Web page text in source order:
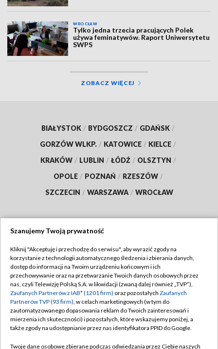
WROCŁAW
Tylko jedna trzecia pracujących Polek
używa feminatywów. Raport Uniwersytetu
SWPS
ZOBACZ WIĘCEJ
BIAŁYSTOK / BYDGOSZCZ / GDAŃSK /
GORZÓW WLKP. / KATOWICE / KIELCE /
KRAKÓW / LUBLIN / ŁÓDŹ / OLSZTYN /
OPOLE / POZNAŃ / RZESZÓW /
SZCZECIN / WARSZAWA / WROCŁAW
TVP
Abonament TVP
Emisja w TVP
Centrum informacji TVP
Naziemna Telewizja Cyfrowa
Regulamin TVP
Polityka prywatności
Moje zgody
Pomoc
Szanujemy Twoją prywatność
Kliknij "Akceptuję i przechodzę do serwisu", aby wyrazić zgody na
korzystanie z technologii automatycznego śledzenia i zbierania danych,
dostęp do informacji na Twoim urządzeniu końcowym i ich
przechowywanie oraz na przetwarzanie Twoich danych osobowych przez
nas, czyli Telewizję Polską S.A. w likwidacji (zwaną dalej również „TVP”),
Zaufanych Partnerów z IAB* (1201 firm) oraz pozostałych Zaufanych
Partnerów TVP (93 firm), w celach marketingowych (w tym do
zautomatyzowanego dopasowania reklam do Twoich zainteresowań i
mierzenia ich skuteczności) i pozostałych, które wskazujemy poniżej, a
także zgody na udostępnianie przez nas identyfikatora PPID do Google.
Twoje dane osobowe zbierane podczas odwiedzania przez Ciebie naszych